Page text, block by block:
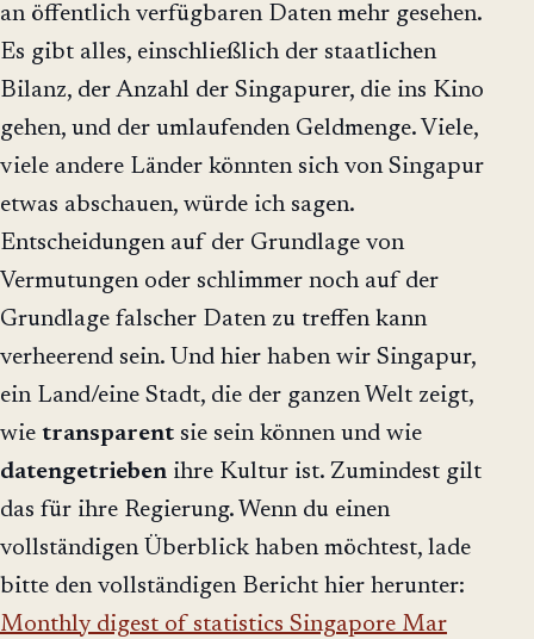
an öffentlich verfügbaren Daten mehr gesehen.
Es gibt alles, einschließlich der staatlichen
Bilanz, der Anzahl der Singapurer, die ins Kino
gehen, und der umlaufenden Geldmenge. Viele,
viele andere Länder könnten sich von Singapur
etwas abschauen, würde ich sagen.
Entscheidungen auf der Grundlage von
Vermutungen oder schlimmer noch auf der
Grundlage falscher Daten zu treffen kann
verheerend sein. Und hier haben wir Singapur,
ein Land/eine Stadt, die der ganzen Welt zeigt,
wie transparent sie sein können und wie
datengetrieben ihre Kultur ist. Zumindest gilt
das für ihre Regierung. Wenn du einen
vollständigen Überblick haben möchtest, lade
bitte den vollständigen Bericht hier herunter:
Monthly digest of statistics Singapore Mar